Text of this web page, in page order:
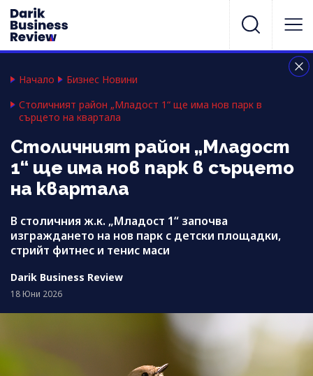
Начало
Бизнес Новини
Столичният район „Младост 1“ ще има нов парк в
сърцето на квартала
Столичният район „Младост
1“ ще има нов парк в сърцето
на квартала
В столичния ж.к. „Младост 1“ започва
изграждането на нов парк с детски площадки,
стрийт фитнес и тенис маси
Darik Business Review
18 Юни 2026